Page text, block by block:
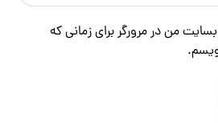
من در مرورگر برای زمانی که